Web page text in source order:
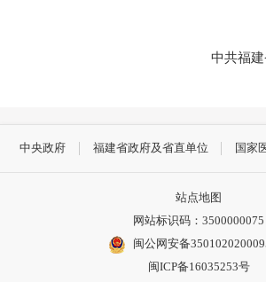
中共福
中央政府 福建省政府及省直单位 国家
站点地图
网站标识码：3500000075
闽公网安备
闽ICP备16035253号